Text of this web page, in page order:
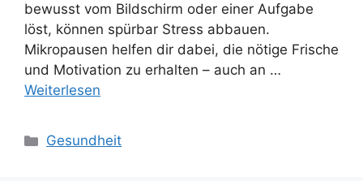
bewusst vom Bildschirm oder einer Aufgabe
löst, können spürbar Stress abbauen.
Mikropausen helfen dir dabei, die nötige Frische
und Motivation zu erhalten – auch an …
Weiterlesen
Kategorien
Gesundheit